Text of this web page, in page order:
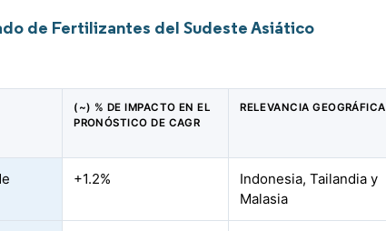
de Fertilizantes del Sudeste Asiático
(~) % DE IMPACTO EN EL
PRONÓSTICO DE CAGR
RELEVANCIA GEOGRÁFICA
+1.2%
Indonesia, Tailandia y
Malasia